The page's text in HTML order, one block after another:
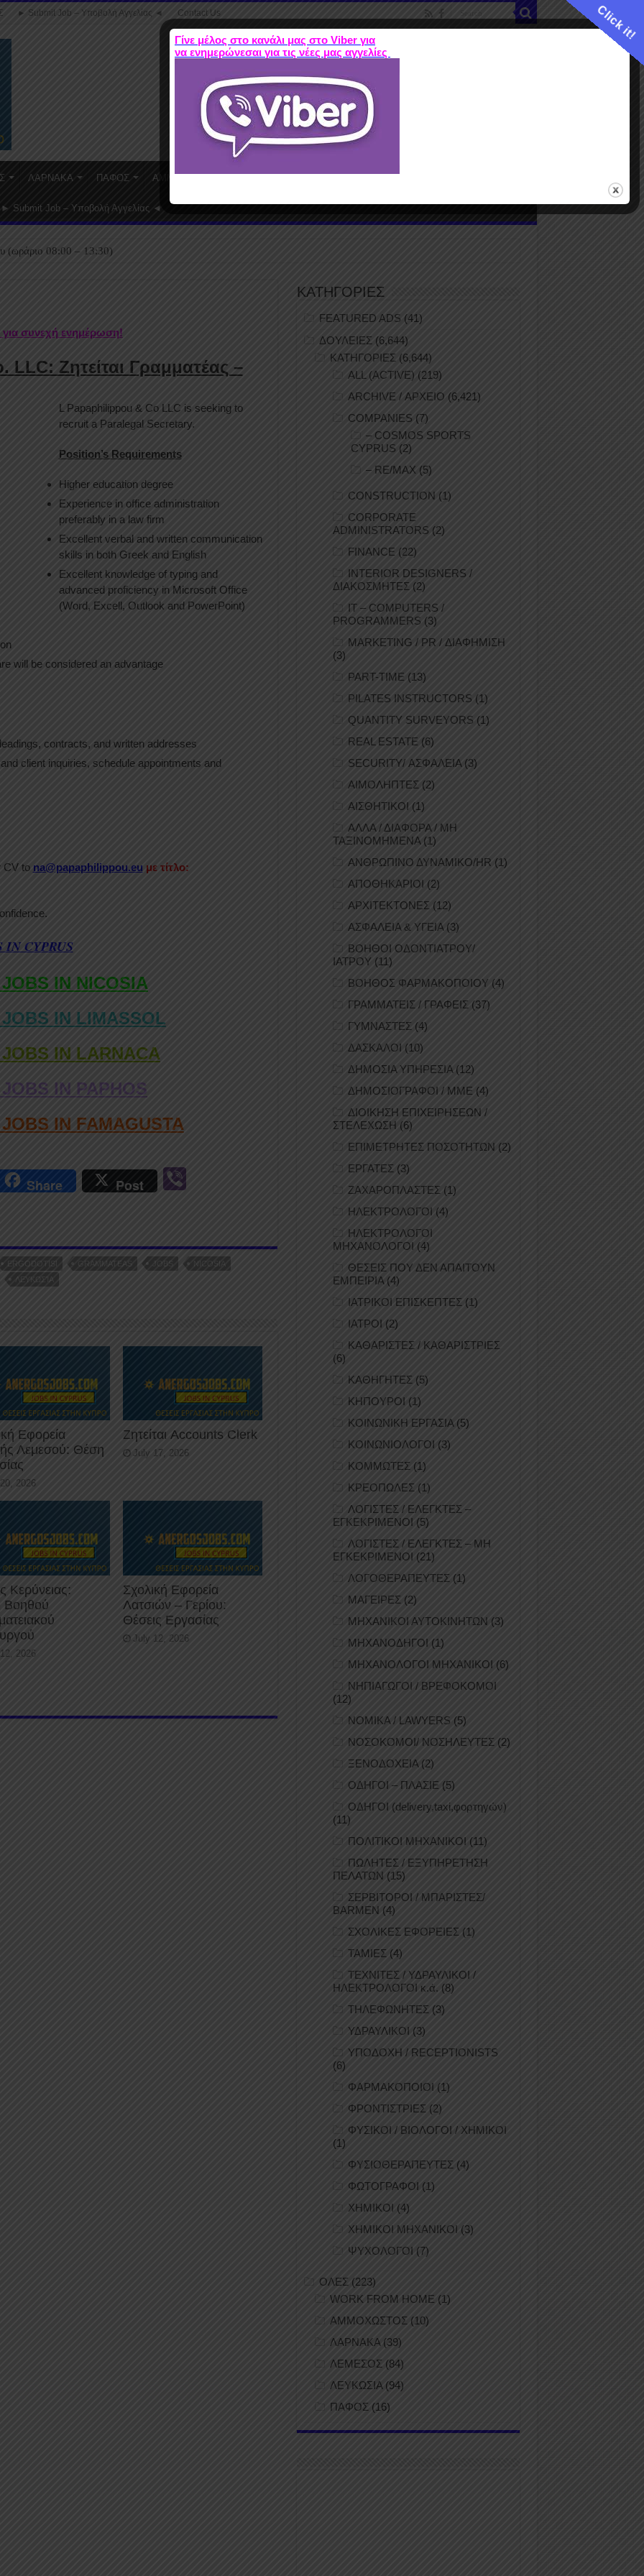
► Submit Job – Υποβολή Αγγελίας ◄ Contact Us
ΛΑΡΝΑΚΑ ΠΑΦΟΣ ΑΜΜΟΧΩΣΤΟΣ
► Submit Job – Υποβολή Αγγελίας ◄
(ωράριο 08:00 – 13:30)
για συνεχή ενημέρωση!
Ζητείται Γραμματέας –
L Papaphilippou & Co LLC is seeking to
recruit a Paralegal Secretary.
Position’s Requirements
Higher education degree
Experience in office administration
preferably in a law firm
Excellent verbal and written communication
skills in both Greek and English
Excellent knowledge of typing and
advanced proficiency in Microsoft Office
(Word, Excell, Outlook and PowerPoint)
will be considered an advantage
contracts, and written addresses
client inquiries, schedule appointments and
CV to na@papaphilippou.eu με τίτλο:
CYPRUS
IN NICOSIA
IN LIMASSOL
IN LARNACA
IN PAPHOS
IN FAMAGUSTA
Share Post
ERGODOTISI GRAMMATEAS JOBS
NICOSIA
ΛΕΥΚΩΣΊΑ
Εφορεία
Λεμεσού: Θέση
2026
Ζητείται Accounts Clerk
July 17, 2026
Κερύνειας:
Βοηθού
2026
Σχολική Εφορεία
Λατσιών – Γερίου:
Θέσεις Εργασίας
July 12, 2026
ΚΑΤΗΓΟΡΙΕΣ
FEATURED ADS (41)
ΔΟΥΛΕΙΕΣ (6,644)
ΚΑΤΗΓΟΡΙΕΣ (6,644)
ALL (ACTIVE) (219)
ARCHIVE / ΑΡΧΕΙΟ (6,421)
COMPANIES (7)
– COSMOS SPORTS
CYPRUS (2)
– RE/MAX (5)
CONSTRUCTION (1)
CORPORATE
ADMINISTRATORS (2)
FINANCE (22)
INTERIOR DESIGNERS /
ΔΙΑΚΟΣΜΗΤΕΣ (2)
IT – COMPUTERS /
PROGRAMMERS (3)
MARKETING / PR / ΔΙΑΦΗΜΙΣΗ
(3)
PART-TIME (13)
PILATES INSTRUCTORS (1)
QUANTITY SURVEYORS (1)
REAL ESTATE (6)
SECURITY/ ΑΣΦΑΛΕΙΑ(3)
ΑΙΜΟΛΗΠΤΕΣ (2)
ΑΙΣΘΗΤΙΚΟΙ (1)
ΑΛΛΑ / ΔΙΑΦΟΡΑ / ΜΗ
ΤΑΞΙΝΟΜΗΜΕΝΑ(1)
ΑΝΘΡΩΠΙΝΟ ΔΥΝΑΜΙΚΟ/HR (1)
ΑΠΟΘΗΚΑΡΙΟΙ (2)
ΑΡΧΙΤΕΚΤΟΝΕΣ (12)
ΑΣΦΑΛΕΙΑ & ΥΓΕΙΑ (3)
ΒΟΗΘΟΙ ΟΔΟΝΤΙΑΤΡΟΥ/
ΙΑΤΡΟΥ(11)
ΒΟΗΘΟΣ ΦΑΡΜΑΚΟΠΟΙΟΥ (4)
ΓΡΑΜΜΑΤΕΙΣ / ΓΡΑΦΕΙΣ (37)
ΓΥΜΝΑΣΤΕΣ (4)
ΔΑΣΚΑΛΟΙ (10)
ΔΗΜΟΣΙΑ ΥΠΗΡΕΣΙΑ (12)
ΔΗΜΟΣΙΟΓΡΑΦΟΙ / ΜΜΕ (4)
ΔΙΟΙΚΗΣΗ ΕΠΙΧΕΙΡΗΣΕΩΝ /
ΣΤΕΛΕΧΩΣΗ (6)
ΕΠΙΜΕΤΡΗΤΕΣ ΠΟΣΟΤΗΤΩΝ (2)
ΕΡΓΑΤΕΣ (3)
ΖΑΧΑΡΟΠΛΑΣΤΕΣ (1)
ΗΛΕΚΤΡΟΛΟΓΟΙ (4)
ΗΛΕΚΤΡΟΛΟΓΟΙ
ΜΗΧΑΝΟΛΟΓΟΙ (4)
ΘΕΣΕΙΣ ΠΟΥ ΔΕΝ ΑΠΑΙΤΟΥΝ
ΕΜΠΕΙΡΙΑ(4)
ΙΑΤΡΙΚΟΙ ΕΠΙΣΚΕΠΤΕΣ (1)
ΙΑΤΡΟΙ (2)
ΚΑΘΑΡΙΣΤΕΣ / ΚΑΘΑΡΙΣΤΡΙΕΣ
(6)
ΚΑΘΗΓΗΤΕΣ (5)
ΚΗΠΟΥΡΟΙ (1)
ΚΟΙΝΩΝΙΚΗ ΕΡΓΑΣΙΑ(5)
ΚΟΙΝΩΝΙΟΛΟΓΟΙ (3)
ΚΟΜΜΩΤΕΣ (1)
ΚΡΕΟΠΩΛΕΣ (1)
ΛΟΓΙΣΤΕΣ / ΕΛΕΓΚΤΕΣ –
ΕΓΚΕΚΡΙΜΕΝΟΙ (5)
ΛΟΓΙΣΤΕΣ / ΕΛΕΓΚΤΕΣ – ΜΗ
ΕΓΚΕΚΡΙΜΕΝΟΙ (21)
ΛΟΓΟΘΕΡΑΠΕΥΤΕΣ (1)
ΜΑΓΕΙΡΕΣ (2)
ΜΗΧΑΝΙΚΟΙ ΑΥΤΟΚΙΝΗΤΩΝ (3)
ΜΗΧΑΝΟΔΗΓΟΙ (1)
ΜΗΧΑΝΟΛΟΓΟΙ ΜΗΧΑΝΙΚΟΙ (6)
ΝΗΠΙΑΓΩΓΟΙ / ΒΡΕΦΟΚΟΜΟΙ
(12)
ΝΟΜΙΚΑ / LAWYERS (5)
ΝΟΣΟΚΟΜΟΙ/ ΝΟΣΗΛΕΥΤΕΣ (2)
ΞΕΝΟΔΟΧΕΙΑ(2)
ΟΔΗΓΟΙ – ΠΛΑΣΙΕ (5)
ΟΔΗΓΟΙ (delivery,taxi,φορτηγών)
(11)
ΠΟΛΙΤΙΚΟΙ ΜΗΧΑΝΙΚΟΙ (11)
ΠΩΛΗΤΕΣ / ΕΞΥΠΗΡΕΤΗΣΗ
ΠΕΛΑΤΩΝ (15)
ΣΕΡΒΙΤΟΡΟΙ / ΜΠΑΡΙΣΤΕΣ/
BARMEN (4)
ΣΧΟΛΙΚΕΣ ΕΦΟΡΕΙΕΣ (1)
ΤΑΜΙΕΣ (4)
ΤΕΧΝΙΤΕΣ / ΥΔΡΑΥΛΙΚΟΙ /
ΗΛΕΚΤΡΟΛΟΓΟΙ κ.ά. (8)
ΤΗΛΕΦΩΝΗΤΕΣ (3)
ΥΔΡΑΥΛΙΚΟΙ (3)
ΥΠΟΔΟΧΗ / RECEPTIONISTS
(6)
ΦΑΡΜΑΚΟΠΟΙΟΙ (1)
ΦΡΟΝΤΙΣΤΡΙΕΣ (2)
ΦΥΣΙΚΟΙ / ΒΙΟΛΟΓΟΙ / ΧΗΜΙΚΟΙ
(1)
ΦΥΣΙΟΘΕΡΑΠΕΥΤΕΣ (4)
ΦΩΤΟΓΡΑΦΟΙ (1)
ΧΗΜΙΚΟΙ (4)
ΧΗΜΙΚΟΙ ΜΗΧΑΝΙΚΟΙ (3)
ΨΥΧΟΛΟΓΟΙ (7)
ΟΛΕΣ (223)
WORK FROM HOME (1)
ΑΜΜΟΧΩΣΤΟΣ (10)
ΛΑΡΝΑΚΑ (39)
ΛΕΜΕΣΟΣ (84)
ΛΕΥΚΩΣΙΑ(94)
ΠΑΦΟΣ (16)
Click it!
Γίνε μέλος στο κανάλι μας στο Viber για
να ενημερώνεσαι για τις νέες μας αγγελίες